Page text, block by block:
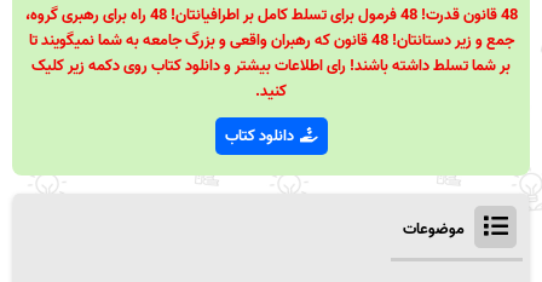
48 قانون قدرت! 48 فرمول برای تسلط کامل بر اطرافیانتان! 48 راه برای رهبری گروه،
جمع و زیر دستانتان! 48 قانون که رهبران واقعی و بزرگ جامعه به شما نمیگویند تا
بر شما تسلط داشته باشند! رای اطلاعات بیشتر و دانلود کتاب روی دکمه زیر کلیک
کنید.
دانلود کتاب
موضوعات